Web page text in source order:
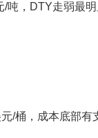
/吨，DTY走弱最
/桶，成本底部有